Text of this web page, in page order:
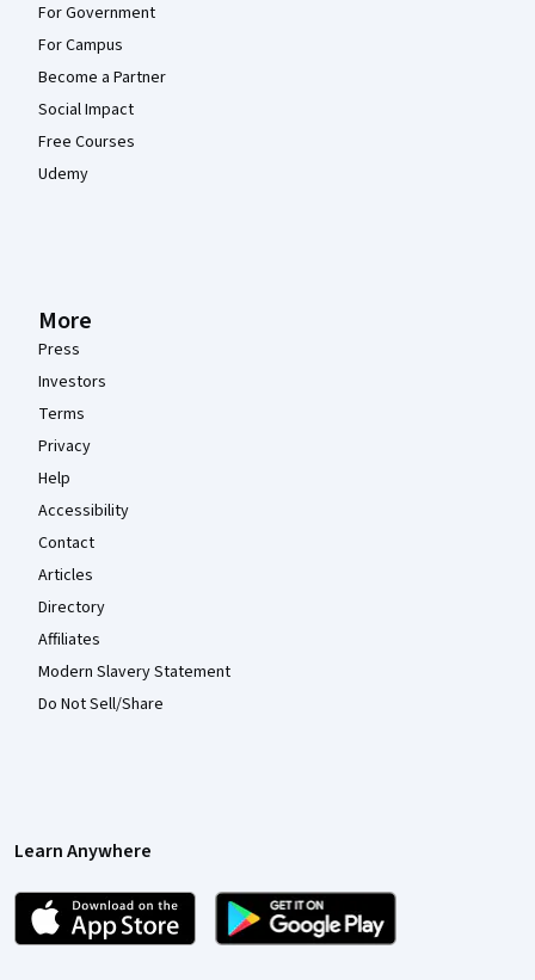
For Government
For Campus
Become a Partner
Social Impact
Free Courses
Udemy
More
Press
Investors
Terms
Privacy
Help
Accessibility
Contact
Articles
Directory
Affiliates
Modern Slavery Statement
Do Not Sell/Share
Learn Anywhere